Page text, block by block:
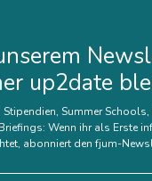
up2date
Summer Schools,
Wenn ihr als Erste
abonniert den fjum-